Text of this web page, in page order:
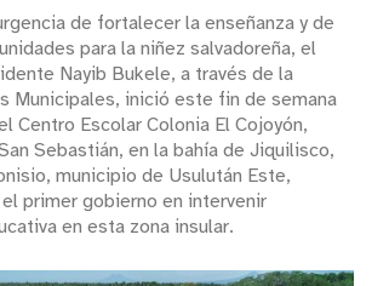
de fortalecer la enseñanza y de
para la niñez salvadoreña, el
Nayib Bukele, a través de la
Municipales, inició este fin de semana
Centro Escolar Colonia El Cojoyón,
Sebastián, en la bahía de Jiquilisco,
municipio de Usulután Este,
primer gobierno en intervenir
en esta zona insular.